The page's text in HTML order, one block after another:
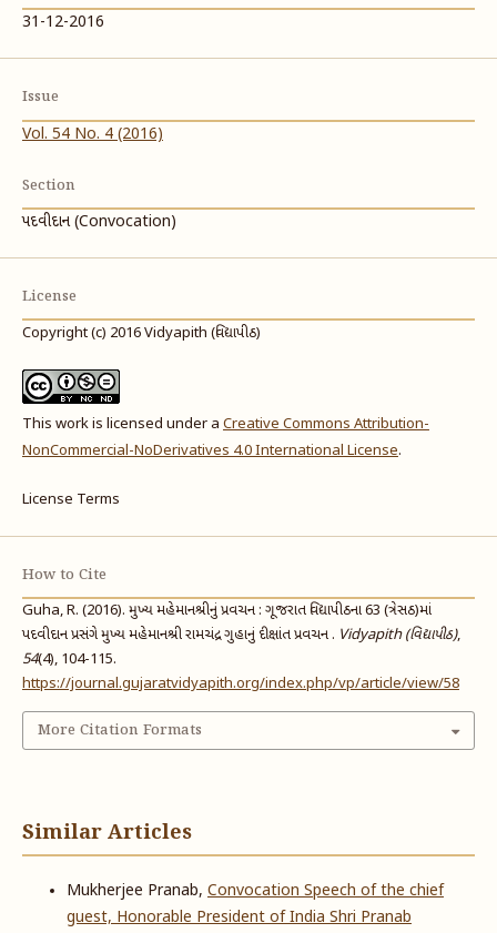
31-12-2016
Issue
Vol. 54 No. 4 (2016)
Section
પદવીદાન (Convocation)
License
Copyright (c) 2016 Vidyapith (વિદ્યાપીઠ)
This work is licensed under a Creative Commons Attribution-
NonCommercial-NoDerivatives 4.0 International License.
License Terms
How to Cite
Guha, R. (2016). મુખ્ય મહેમાનશ્રીનું પ્રવચન : ગૂજરાત વિદ્યાપીઠના 63 (ત્રેસઠ)માં
પદવીદાન પ્રસંગે મુખ્ય મહેમાનશ્રી રામચંદ્ર ગુહાનું દીક્ષાંત પ્રવચન . Vidyapith (વિદ્યાપીઠ),
54(4), 104-115.
https://journal.gujaratvidyapith.org/index.php/vp/article/view/58
More Citation Formats
Similar Articles
Mukherjee Pranab, Convocation Speech of the chief
guest, Honorable President of India Shri Pranab